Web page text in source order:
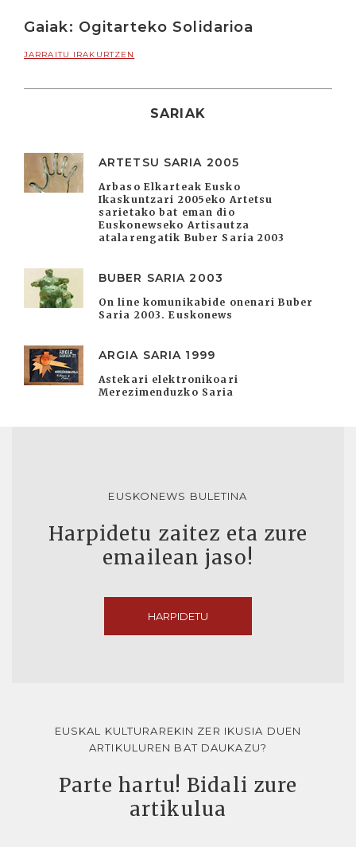
Gaiak: Ogitarteko Solidarioa
JARRAITU IRAKURTZEN
SARIAK
ARTETSU SARIA 2005
Arbaso Elkarteak Eusko
Ikaskuntzari 2005eko Artetsu
sarietako bat eman dio
Euskonewseko Artisautza
atalarengatik Buber Saria 2003
BUBER SARIA 2003
On line komunikabide onenari Buber
Saria 2003. Euskonews
ARGIA SARIA 1999
Astekari elektronikoari
Merezimenduzko Saria
EUSKONEWS BULETINA
Harpidetu zaitez eta zure
emailean jaso!
HARPIDETU
EUSKAL KULTURAREKIN ZER IKUSIA DUEN
ARTIKULUREN BAT DAUKAZU?
Parte hartu! Bidali zure
artikulua